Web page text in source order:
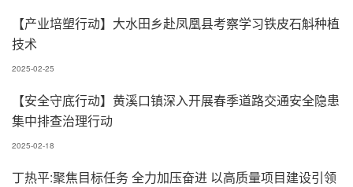
【产业培塑行动】大水田乡赴凤凰县考察学习铁皮石斛种植
技术
2025-02-25
【安全守底行动】黄溪口镇深入开展春季道路交通安全隐患
集中排查治理行动
2025-02-18
丁热平:聚焦目标任务 全力加压奋进 以高质量项目建设引领